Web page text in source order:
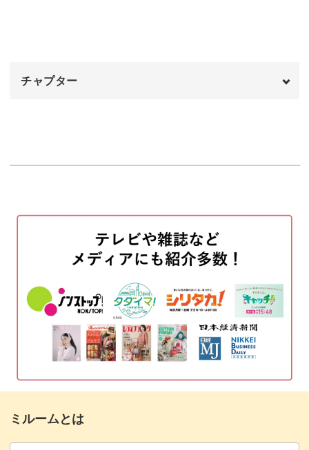
そこがこのにじみちゃんの面白いところです！
失敗したり思うようにならなかった場合に、拭き取れるよ
うにしておくベースの塗り方もお教えします。
このひと工夫をしておけば、納得のいくまでやり直しや練
習ができますよ♪
ちょっとした修正や気泡をとるのは、あとで調整する方法
がありますのでご安心を。
チャプター
ベースカラーを塗布する
トップジェルでコーティングする
にじみ模様を作る 12:18
表面と模様を整える
サイドの模様を入れる
トップジェルでコーティングする 25:09
しずくのワンポイントをつける
ミルームとは